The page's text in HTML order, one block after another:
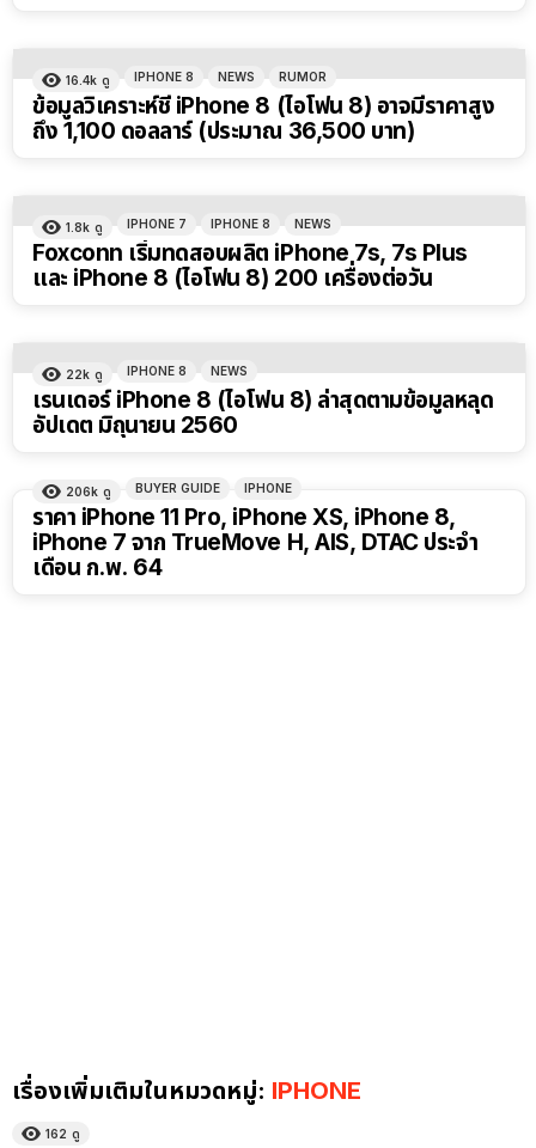
16.4k ดู IPHONE 8 NEWS RUMOR
ข้อมูลวิเคราะห์ชี้ iPhone 8 (ไอโฟน 8) อาจมีราคาสูง
ถึง 1,100 ดอลลาร์ (ประมาณ 36,500 บาท)
1.8k ดู IPHONE 7 IPHONE 8 NEWS
Foxconn เริ่มทดสอบผลิต iPhone 7s, 7s Plus
และ iPhone 8 (ไอโฟน 8) 200 เครื่องต่อวัน
22k ดู IPHONE 8 NEWS
เรนเดอร์ iPhone 8 (ไอโฟน 8) ล่าสุดตามข้อมูลหลุด
อัปเดต มิถุนายน 2560
206k ดู BUYER GUIDE IPHONE
ราคา iPhone 11 Pro, iPhone XS, iPhone 8,
iPhone 7 จาก TrueMove H, AIS, DTAC ประจำ
เดือน ก.พ. 64
เรื่องเพิ่มเติมในหมวดหมู่: IPHONE
162 ดู